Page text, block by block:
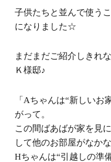
子供たちと並んで使う
になりました☆
まだまだご紹介しきれ
Ｋ様邸♪
「Aちゃんは“新しいお
がって。
この間ばあばが家を見
して他のお部屋がなか
Hちゃんは“引越しの準